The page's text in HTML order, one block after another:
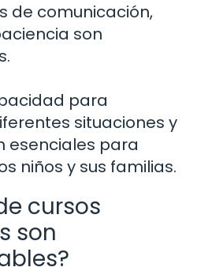
de comunicación,
son
para
situaciones y
esenciales para
niños y sus familias.
cursos
son